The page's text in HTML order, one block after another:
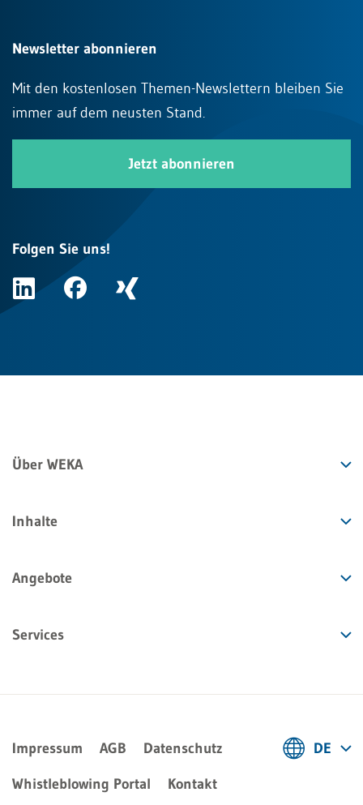
Newsletter abonnieren
Mit den kostenlosen Themen-Newslettern bleiben Sie
immer auf dem neusten Stand.
Jetzt abonnieren
Folgen Sie uns!
Über WEKA
Inhalte
Angebote
Services
Impressum AGB
Datenschutz
Whistleblowing Portal
Kontakt
DE